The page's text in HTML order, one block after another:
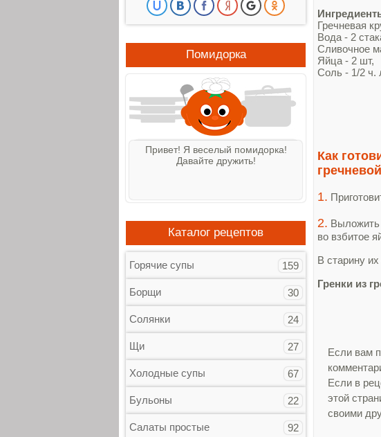
Гречневая
Вода - 2
Сливочное
Яйца - 2 шт,
Соль - 1/2 ч.
Как
1.
2. Выложить
во взбитое
В старину
Гренки из
Если вам
Если в
этой
своими
Помидорка
Привет! Я веселый помидорка!
Давайте дружить!
Каталог рецептов
Горячие супы 159
Борщи 30
Солянки 24
Щи 27
Холодные супы 67
Бульоны 22
Салаты простые 92